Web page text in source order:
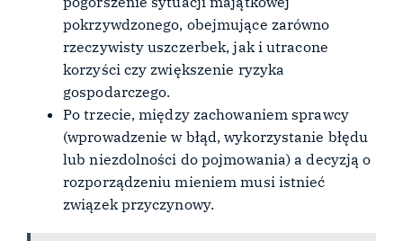
pokrzywdzonego, obejmujące zarówno
rzeczywisty uszczerbek, jak i utracone
korzyści czy zwiększenie ryzyka
gospodarczego.
Po trzecie, między zachowaniem sprawcy
(wprowadzenie w błąd, wykorzystanie błędu
lub niezdolności do pojmowania) a decyzją o
rozporządzeniu mieniem musi istnieć
związek przyczynowy.